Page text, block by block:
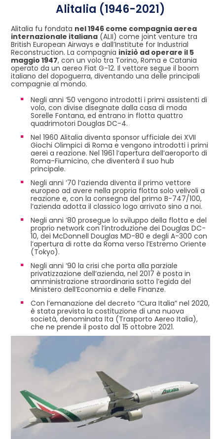
Alitalia (1946-2021)
Alitalia fu fondata nel 1946 come compagnia aerea
internazionale italiana (ALII) come joint venture tra
British European Airways e dall’Institute for Industrial
Reconstruction. La compagnia iniziò ad operare il 5
maggio 1947, con un volo tra Torino, Roma e Catania
operato da un aereo Fiat G-12. Il vettore segue il boom
italiano del dopoguerra, diventando una delle principali
compagnie al mondo.
Negli anni ’50 vengono introdotti i primi assistenti di
volo, con divise disegnate dalla casa di moda
Sorelle Fontana, ed entrano in flotta quattro
quadrimotori Douglas DC-4.
Nel 1960 Alitalia diventa sponsor ufficiale dei XVII
Giochi Olimpici di Roma e vengono introdotti i primi
aerei a reazione. Nel 1961 l’apertura dell’aeroporto di
Roma-Fiumicino, che diventerà il suo hub
principale.
Negli anni ’70 l’azienda diventa il primo vettore
europeo ad avere nella propria flotta solo velivoli a
reazione e, con la consegna del primo B-747/100,
l’azienda adotta il classico logo arrivato sino a noi.
Negli anni ’80 prosegue lo sviluppo della flotta e del
proprio network con l’introduzione dei Douglas DC-
10, dei McDonnell Douglas MD-80 e degli A-300 con
l’apertura di rotte da Roma verso l’Estremo Oriente
(Tokyo).
Negli anni ’90 la crisi che porta alla parziale
privatizzazione dell’azienda, nel 2017 è posta in
amministrazione straordinaria sotto l’egida del
Ministero dell’Economia e delle Finanze.
Con l’emanazione del decreto “Cura Italia” nel 2020,
è stata prevista la costituzione di una nuova
società, denominata Ita (Trasporto Aereo Italia),
che ne prende il posto dal 15 ottobre 2021.